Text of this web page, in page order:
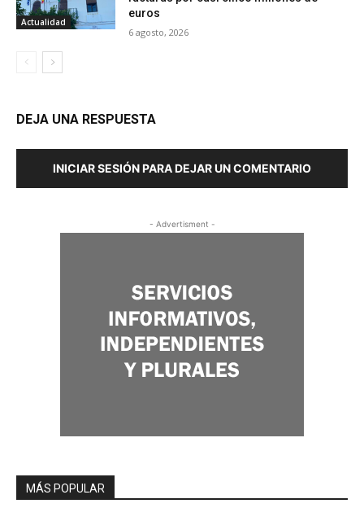
Actualidad
euros
6 agosto, 2026
DEJA UNA RESPUESTA
INICIAR SESIÓN PARA DEJAR UN COMENTARIO
- Advertisment -
MÁS POPULAR